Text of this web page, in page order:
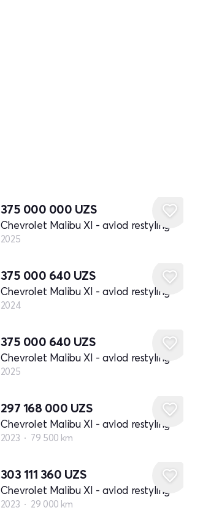
375 000 000 UZS
Chevrolet Malibu XI - avlod restyling
2025
375 000 640 UZS
Chevrolet Malibu XI - avlod restyling
2024
375 000 640 UZS
Chevrolet Malibu XI - avlod restyling
2025
297 168 000 UZS
Chevrolet Malibu XI - avlod restyling
2023 79 500 km
303 111 360 UZS
Chevrolet Malibu XI - avlod restyling
2023 29 000 km